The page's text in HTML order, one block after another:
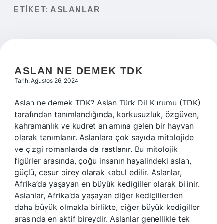
ETIKET: ASLANLAR
ASLAN NE DEMEK TDK
Tarih: Ağustos 26, 2024
Aslan ne demek TDK? Aslan Türk Dil Kurumu (TDK)
tarafından tanımlandığında, korkusuzluk, özgüven,
kahramanlık ve kudret anlamına gelen bir hayvan
olarak tanımlanır. Aslanlara çok sayıda mitolojide
ve çizgi romanlarda da rastlanır. Bu mitolojik
figürler arasında, çoğu insanın hayalindeki aslan,
güçlü, cesur birey olarak kabul edilir. Aslanlar,
Afrika’da yaşayan en büyük kedigiller olarak bilinir.
Aslanlar, Afrika’da yaşayan diğer kedigillerden
daha büyük olmakla birlikte, diğer büyük kedigiller
arasında en aktif bireydir. Aslanlar genellikle tek